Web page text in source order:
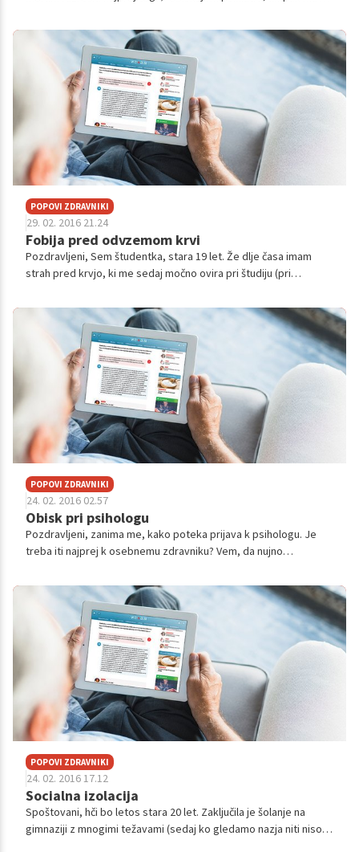
v pogovoru z ...
POPOVI ZDRAVNIKI
29. 02. 2016 21.24
Fobija pred odvzemom krvi
Pozdravljeni, Sem študentka, stara 19 let. Že dlje časa imam
strah pred krvjo, ki me sedaj močno ovira pri študiju (pri
prisotna pri g...
POPOVI ZDRAVNIKI
24. 02. 2016 02.57
Obisk pri psihologu
Pozdravljeni, zanima me, kako poteka prijava k psihologu. Je
treba iti najprej k osebnemu zdravniku? Vem, da nujno
Veliko znancev študira p...
POPOVI ZDRAVNIKI
24. 02. 2016 17.12
Socialna izolacija
Spoštovani, hči bo letos stara 20 let. Zaključila je šolanje na
gimnaziji z mnogimi težavami (sedaj ko gledamo nazja niti niso